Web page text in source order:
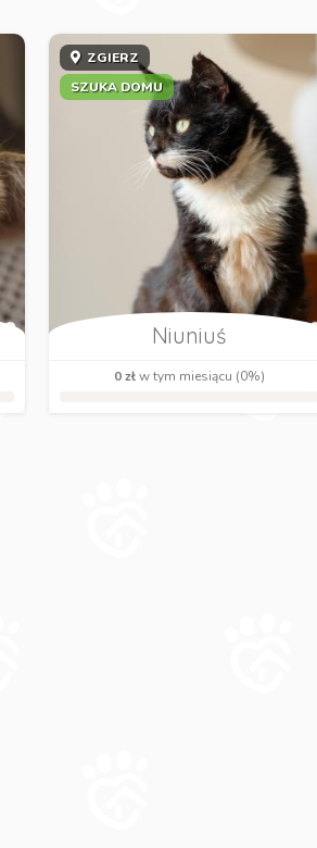
ZGIERZ
SZUKA DOMU
Niuniuś
0 złw tym miesiącu (0%)